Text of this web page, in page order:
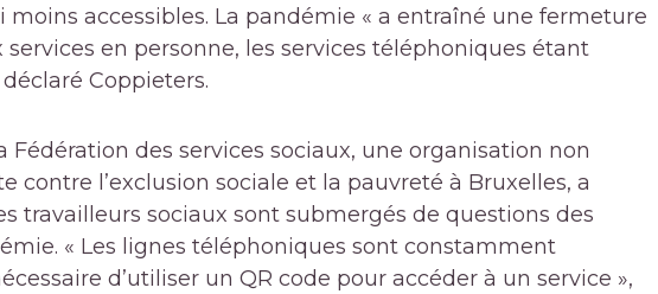
moins accessibles. La pandémie « a entraîné une fermeture
services en personne, les services téléphoniques étant
Coppieters.
Fédération des services sociaux, une organisation non
contre l’exclusion sociale et la pauvreté à Bruxelles, a
travailleurs sociaux sont submergés de questions des
« Les lignes téléphoniques sont constamment
d’utiliser un QR code pour accéder à un service »,